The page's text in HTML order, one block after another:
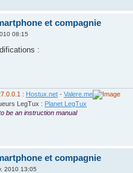
et compagnie
08:15
:
: Hostux.net - Valere.me
LegTux : Planet LegTux
be an instruction manual
et compagnie
2010 13:05